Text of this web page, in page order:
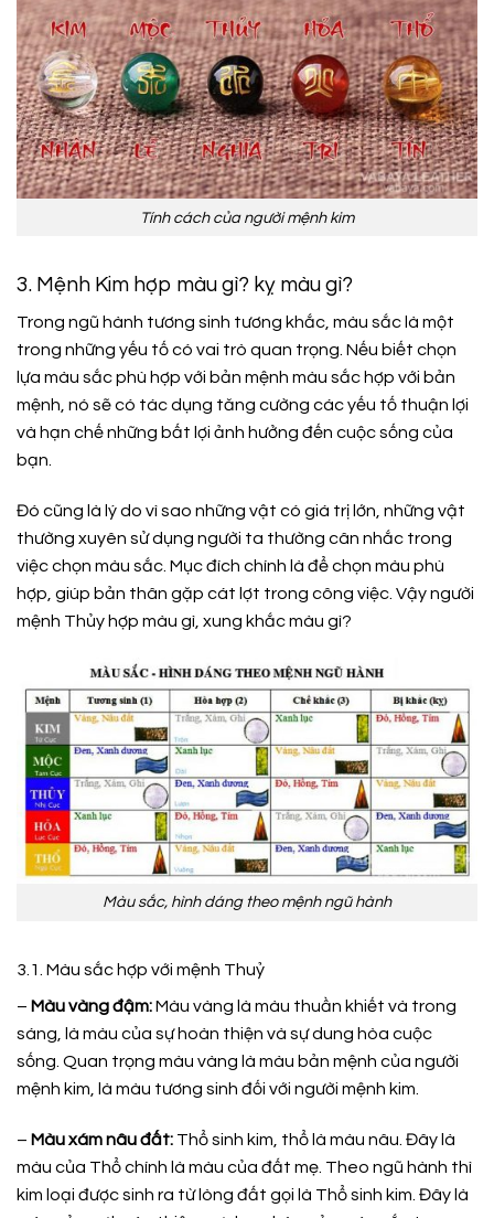
Tính cách của người mệnh kim
3. Mệnh Kim hợp màu gì? kỵ màu gì?
Trong ngũ hành tương sinh tương khắc, màu sắc là một
trong những yếu tố có vai trò quan trọng. Nếu biết chọn
lựa màu sắc phù hợp với bản mệnh màu sắc hợp với bản
mệnh, nó sẽ có tác dụng tăng cường các yếu tố thuận lợi
và hạn chế những bất lợi ảnh hưởng đến cuộc sống của
bạn.
Đó cũng là lý do vì sao những vật có giá trị lớn, những vật
thường xuyên sử dụng người ta thường cân nhắc trong
việc chọn màu sắc. Mục đích chính là để chọn màu phù
hợp, giúp bản thân gặp cát lợt trong công việc. Vậy người
mệnh Thủy hợp màu gì, xung khắc màu gì?
Màu sắc, hình dáng theo mệnh ngũ hành
3.1. Màu sắc hợp với mệnh Thuỷ
– Màu vàng đậm:Màu vàng là màu thuần khiết và trong
sáng, là màu của sự hoàn thiện và sự dung hòa cuộc
sống. Quan trọng màu vàng là màu bản mệnh của người
mệnh kim, là màu tương sinh đối với người mệnh kim.
– Màu xám nâu đất: Thổ sinh kim, thổ là màu nâu. Đây là
màu của Thổ chính là màu của đất mẹ. Theo ngũ hành thì
kim loại được sinh ra từ lòng đất gọi là Thổ sinh kim. Đây là